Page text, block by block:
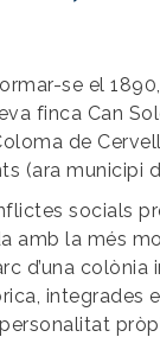
se el
finca Can
de
(ara municipi
socials
amb la més
d’una
integrades